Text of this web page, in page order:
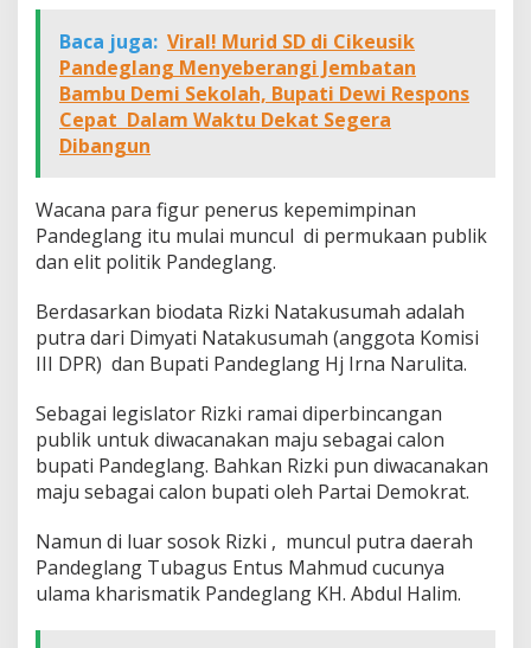
Baca juga: Viral! Murid SD di Cikeusik
Pandeglang Menyeberangi Jembatan
Bambu Demi Sekolah, Bupati Dewi Respons
Cepat Dalam Waktu Dekat Segera
Dibangun
Wacana para figur penerus kepemimpinan
Pandeglang itu mulai muncul di permukaan publik
dan elit politik Pandeglang.
Berdasarkan biodata Rizki Natakusumah adalah
putra dari Dimyati Natakusumah (anggota Komisi
III DPR) dan Bupati Pandeglang Hj Irna Narulita.
Sebagai legislator Rizki ramai diperbincangan
publik untuk diwacanakan maju sebagai calon
bupati Pandeglang. Bahkan Rizki pun diwacanakan
maju sebagai calon bupati oleh Partai Demokrat.
Namun di luar sosok Rizki , muncul putra daerah
Pandeglang Tubagus Entus Mahmud cucunya
ulama kharismatik Pandeglang KH. Abdul Halim.